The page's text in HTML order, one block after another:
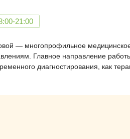
21:00
— многопрофильное
Главное направление
диагностирования, как